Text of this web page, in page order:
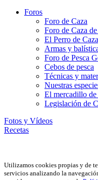
Foros
Foro de Caza
Foro de Caza
El Perro de
Armas y
Foro de Pesca
Cebos de pesca
Técnicas y
Nuestras
El mercadillo de
Legislación de
Fotos y Vídeos
Recetas
Utilizamos cookies propias y de
servicios analizando la